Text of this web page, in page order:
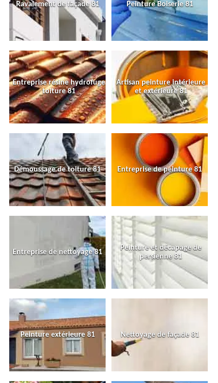
Ravalement de façade 81 Peinture Boiserie 81
Entreprise résine hydrofuge
toiture 81
Artisan peinture intérieure
et extérieure 81
Démoussage de toiture 81 Entreprise de peinture 81
Entreprise de nettoyage 81
Peinture et décapage de
persienne 81
Peinture extérieure 81 Nettoyage de façade 81